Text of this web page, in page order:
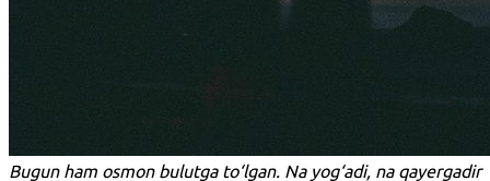
Bugun ham osmon bulutga to‘lgan. Na yog‘adi, na qayergadir